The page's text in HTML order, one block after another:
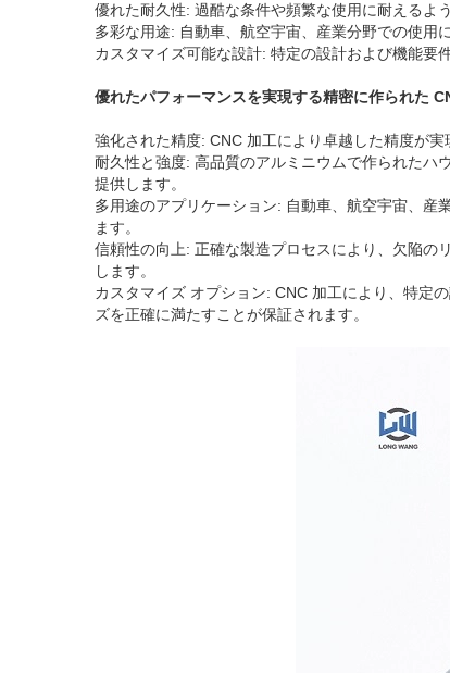
優れた耐久性: 過酷な条件や頻繁な使用に耐えるよ
多彩な用途: 自動車、航空宇宙、産業分野での使用
カスタマイズ可能な設計: 特定の設計および機能要
優れたパフォーマンスを実現する精密に作られた
強化された精度: CNC 加工により卓越した精度が
耐久性と強度: 高品質のアルミニウムで作られたハ
提供します。
多用途のアプリケーション: 自動車、航空宇宙、産
ます。
信頼性の向上: 正確な製造プロセスにより、欠陥の
します。
カスタマイズ オプション: CNC 加工により、特定
ズを正確に満たすことが保証されます。